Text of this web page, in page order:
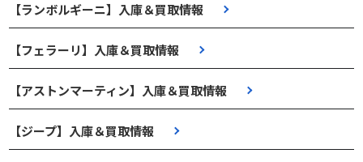
【ランボルギーニ】入庫＆買取情報
【フェラーリ】入庫＆買取情報
【アストンマーティン】入庫＆買取情報
【ジープ】入庫＆買取情報